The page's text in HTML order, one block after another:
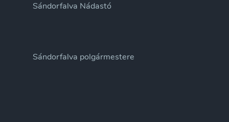
Sándorfalva Nádastó
Sándorfalva polgármestere